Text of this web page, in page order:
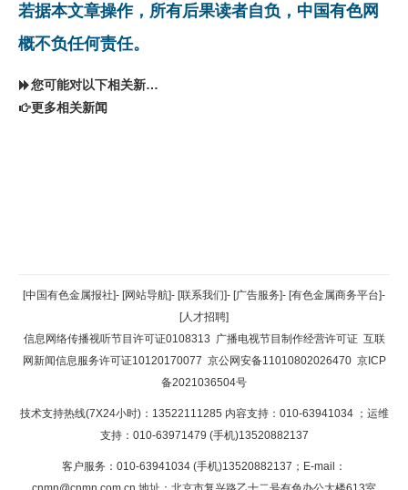
若据本文章操作，所有后果读者自负，中国有色网
概不负任何责任。
您可能对以下相关新闻同样感兴趣
更多相关新闻
返回顶部
返回首页
[中国有色金属报社]- [网站导航]- [联系我们]- [广告服务]- [有色金属商务平台]-
[人才招聘]
信息网络传播视听节目许可证0108313 广播电视节目制作经营许可证 互联
网新闻信息服务许可证10120170077 京公网安备11010802026470 京ICP
备2021036504号
技术支持热线(7X24小时)：13522111285 内容支持：010-63941034 ；运维
支持：010-63971479 (手机)13520882137
客户服务：010-63941034 (手机)13520882137；E-mail：